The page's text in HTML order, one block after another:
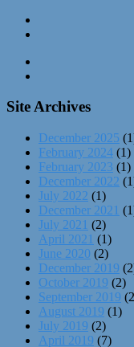
Site Archives
December 2025
February 2024 (1)
February 2023 (1)
December 2022
July 2022 (1)
December 2021
July 2021 (2)
April 2021 (1)
June 2020 (2)
December 2019
October 2019 (2)
September 2019
August 2019 (1)
July 2019 (2)
April 2019 (7)